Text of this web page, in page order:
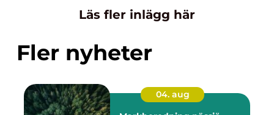
Läs fler inlägg här
Fler nyheter
04. aug